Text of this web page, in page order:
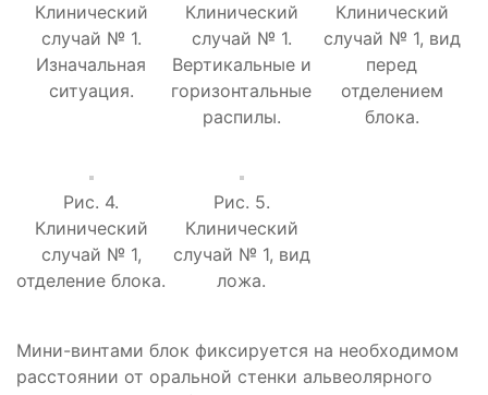
Клинический
случай № 1.
Изначальная
ситуация.
Клинический
случай № 1.
Вертикальные и
горизонтальные
распилы.
Клинический
случай № 1, вид
перед
отделением
блока.
Рис. 4.
Клинический
случай № 1,
отделение блока.
Рис. 5.
Клинический
случай № 1, вид
ложа.
Мини-винтами блок фиксируется на необходимом
расстоянии от оральной стенки альвеолярного